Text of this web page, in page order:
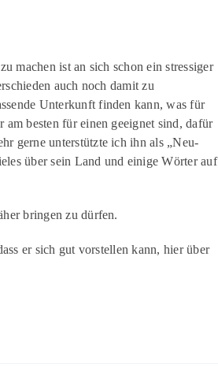
machen ist an sich schon ein stressiger
auch noch damit zu
Unterkunft finden kann, was für
besten für einen geeignet sind, dafür
gerne unterstützte ich ihn als „Neu-
über sein Land und einige Wörter auf
bringen zu dürfen.
er sich gut vorstellen kann, hier über